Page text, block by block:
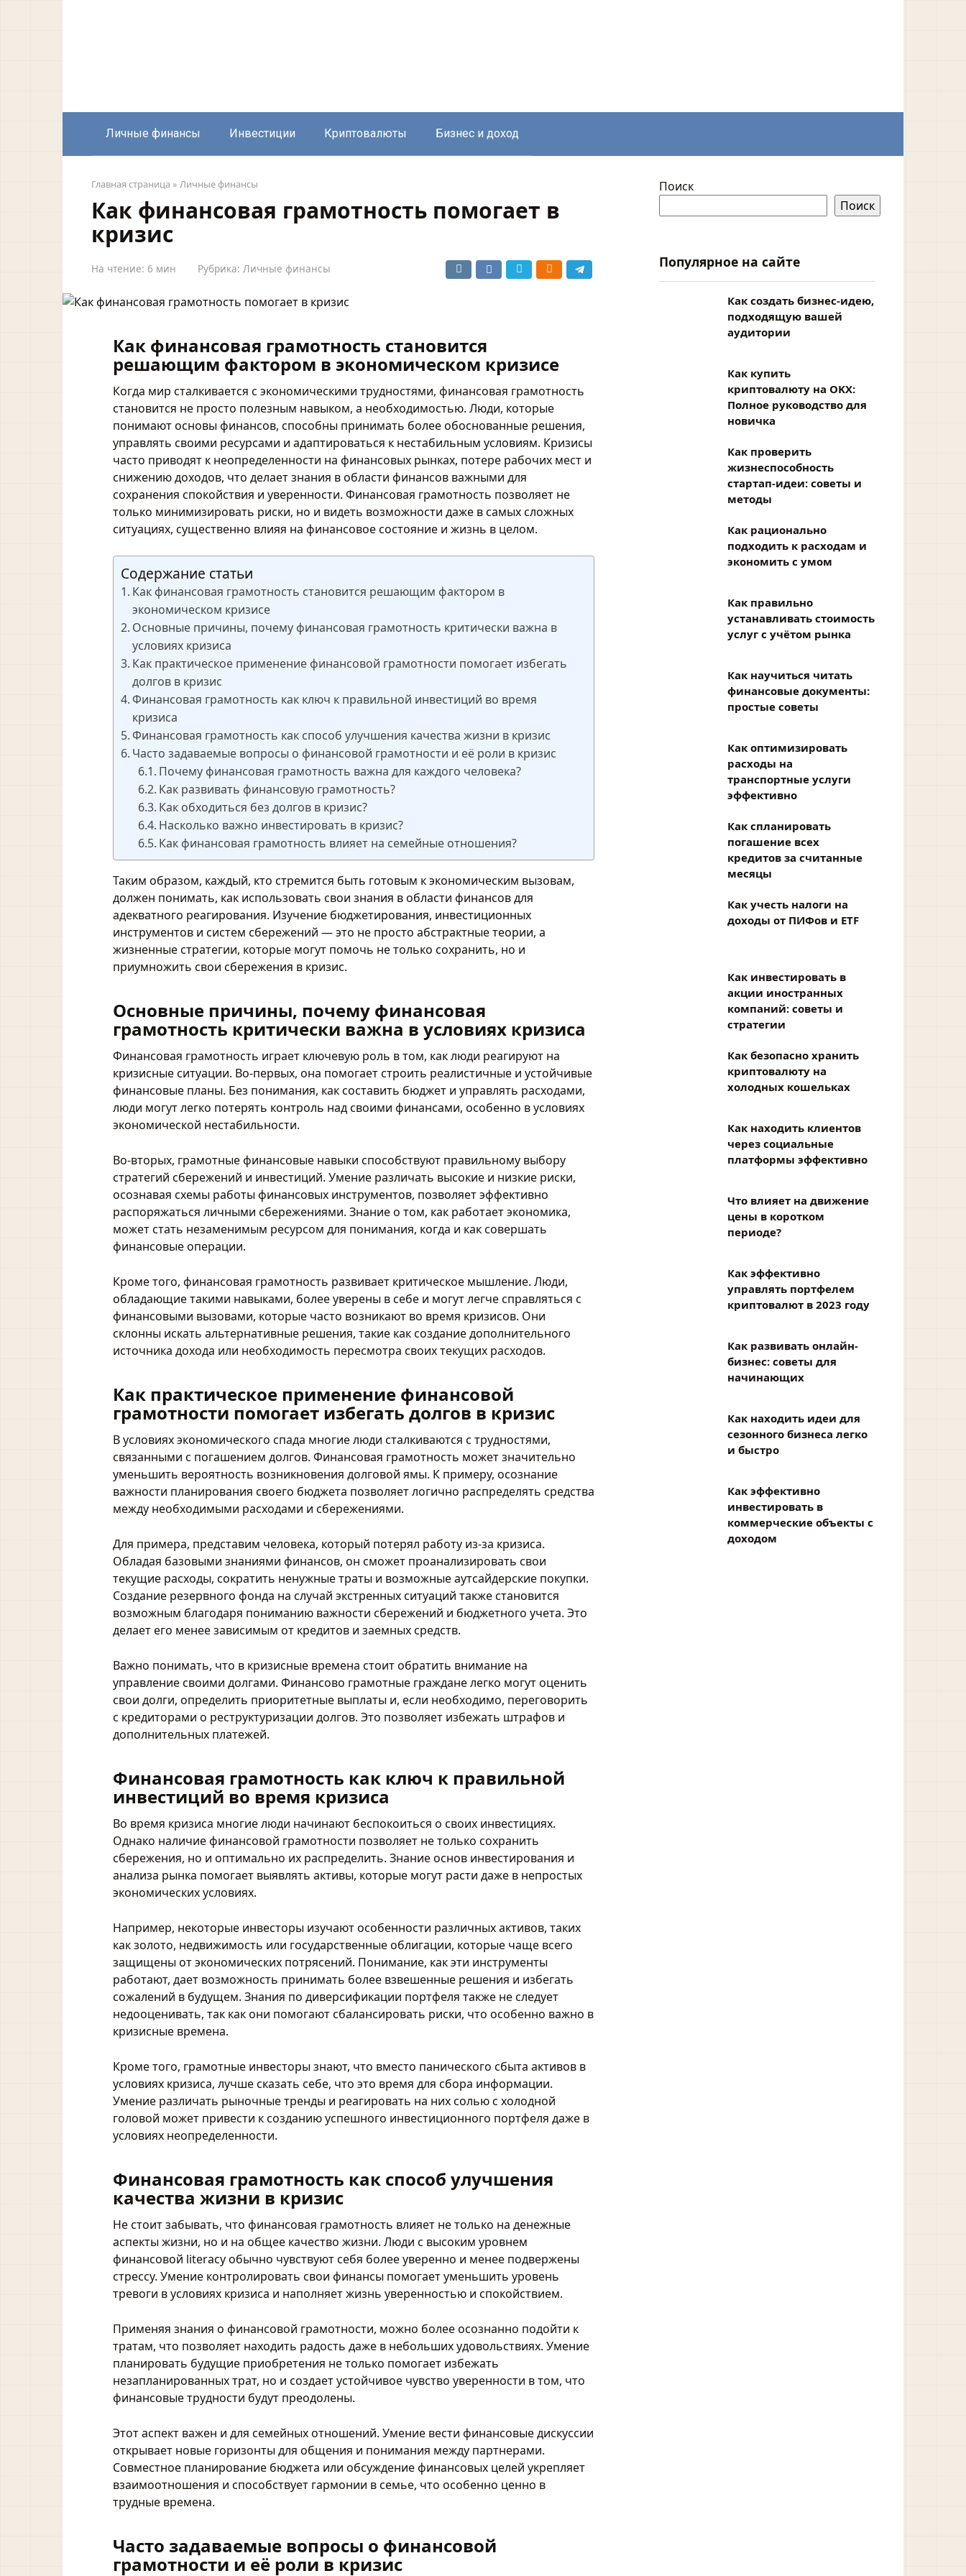
Личные финансы Инвестиции Криптовалюты Бизнес и доход
Главная страница » Личные финансы
Как финансовая грамотность помогает в
кризис
На чтение: 6 мин Рубрика: Личные финансы
Как финансовая грамотность становится
решающим фактором в экономическом кризисе
Когда мир сталкивается с экономическими трудностями, финансовая грамотность
становится не просто полезным навыком, а необходимостью. Люди, которые
понимают основы финансов, способны принимать более обоснованные решения,
управлять своими ресурсами и адаптироваться к нестабильным условиям. Кризисы
часто приводят к неопределенности на финансовых рынках, потере рабочих мест и
снижению доходов, что делает знания в области финансов важными для
сохранения спокойствия и уверенности. Финансовая грамотность позволяет не
только минимизировать риски, но и видеть возможности даже в самых сложных
ситуациях, существенно влияя на финансовое состояние и жизнь в целом.
Содержание статьи
Как финансовая грамотность становится решающим фактором в
экономическом кризисе
Основные причины, почему финансовая грамотность критически важна в
условиях кризиса
Как практическое применение финансовой грамотности помогает избегать
долгов в кризис
Финансовая грамотность как ключ к правильной инвестиций во время
кризиса
Финансовая грамотность как способ улучшения качества жизни в кризис
Часто задаваемые вопросы о финансовой грамотности и её роли в кризис
Почему финансовая грамотность важна для каждого человека?
Как развивать финансовую грамотность?
Как обходиться без долгов в кризис?
Насколько важно инвестировать в кризис?
Как финансовая грамотность влияет на семейные отношения?
Таким образом, каждый, кто стремится быть готовым к экономическим вызовам,
должен понимать, как использовать свои знания в области финансов для
адекватного реагирования. Изучение бюджетирования, инвестиционных
инструментов и систем сбережений — это не просто абстрактные теории, а
жизненные стратегии, которые могут помочь не только сохранить, но и
приумножить свои сбережения в кризис.
Основные причины, почему финансовая
грамотность критически важна в условиях кризиса
Финансовая грамотность играет ключевую роль в том, как люди реагируют на
кризисные ситуации. Во-первых, она помогает строить реалистичные и устойчивые
финансовые планы. Без понимания, как составить бюджет и управлять расходами,
люди могут легко потерять контроль над своими финансами, особенно в условиях
экономической нестабильности.
Во-вторых, грамотные финансовые навыки способствуют правильному выбору
стратегий сбережений и инвестиций. Умение различать высокие и низкие риски,
осознавая схемы работы финансовых инструментов, позволяет эффективно
распоряжаться личными сбережениями. Знание о том, как работает экономика,
может стать незаменимым ресурсом для понимания, когда и как совершать
финансовые операции.
Кроме того, финансовая грамотность развивает критическое мышление. Люди,
обладающие такими навыками, более уверены в себе и могут легче справляться с
финансовыми вызовами, которые часто возникают во время кризисов. Они
склонны искать альтернативные решения, такие как создание дополнительного
источника дохода или необходимость пересмотра своих текущих расходов.
Как практическое применение финансовой
грамотности помогает избегать долгов в кризис
В условиях экономического спада многие люди сталкиваются с трудностями,
связанными с погашением долгов. Финансовая грамотность может значительно
уменьшить вероятность возникновения долговой ямы. К примеру, осознание
важности планирования своего бюджета позволяет логично распределять средства
между необходимыми расходами и сбережениями.
Для примера, представим человека, который потерял работу из-за кризиса.
Обладая базовыми знаниями финансов, он сможет проанализировать свои
текущие расходы, сократить ненужные траты и возможные аутсайдерские покупки.
Создание резервного фонда на случай экстренных ситуаций также становится
возможным благодаря пониманию важности сбережений и бюджетного учета. Это
делает его менее зависимым от кредитов и заемных средств.
Важно понимать, что в кризисные времена стоит обратить внимание на
управление своими долгами. Финансово грамотные граждане легко могут оценить
свои долги, определить приоритетные выплаты и, если необходимо, переговорить
с кредиторами о реструктуризации долгов. Это позволяет избежать штрафов и
дополнительных платежей.
Финансовая грамотность как ключ к правильной
инвестиций во время кризиса
Во время кризиса многие люди начинают беспокоиться о своих инвестициях.
Однако наличие финансовой грамотности позволяет не только сохранить
сбережения, но и оптимально их распределить. Знание основ инвестирования и
анализа рынка помогает выявлять активы, которые могут расти даже в непростых
экономических условиях.
Например, некоторые инвесторы изучают особенности различных активов, таких
как золото, недвижимость или государственные облигации, которые чаще всего
защищены от экономических потрясений. Понимание, как эти инструменты
работают, дает возможность принимать более взвешенные решения и избегать
сожалений в будущем. Знания по диверсификации портфеля также не следует
недооценивать, так как они помогают сбалансировать риски, что особенно важно в
кризисные времена.
Кроме того, грамотные инвесторы знают, что вместо панического сбыта активов в
условиях кризиса, лучше сказать себе, что это время для сбора информации.
Умение различать рыночные тренды и реагировать на них солью с холодной
головой может привести к созданию успешного инвестиционного портфеля даже в
условиях неопределенности.
Финансовая грамотность как способ улучшения
качества жизни в кризис
Не стоит забывать, что финансовая грамотность влияет не только на денежные
аспекты жизни, но и на общее качество жизни. Люди с высоким уровнем
финансовой literacy обычно чувствуют себя более уверенно и менее подвержены
стрессу. Умение контролировать свои финансы помогает уменьшить уровень
тревоги в условиях кризиса и наполняет жизнь уверенностью и спокойствием.
Применяя знания о финансовой грамотности, можно более осознанно подойти к
тратам, что позволяет находить радость даже в небольших удовольствиях. Умение
планировать будущие приобретения не только помогает избежать
незапланированных трат, но и создает устойчивое чувство уверенности в том, что
финансовые трудности будут преодолены.
Этот аспект важен и для семейных отношений. Умение вести финансовые дискуссии
открывает новые горизонты для общения и понимания между партнерами.
Совместное планирование бюджета или обсуждение финансовых целей укрепляет
взаимоотношения и способствует гармонии в семье, что особенно ценно в
трудные времена.
Часто задаваемые вопросы о финансовой
грамотности и её роли в кризис
Поиск
Поиск
Популярное на сайте
Как создать бизнес-идею,
подходящую вашей
аудитории
Как купить
криптовалюту на OKX:
Полное руководство для
новичка
Как проверить
жизнеспособность
стартап-идеи: советы и
методы
Как рационально
подходить к расходам и
экономить с умом
Как правильно
устанавливать стоимость
услуг с учётом рынка
Как научиться читать
финансовые документы:
простые советы
Как оптимизировать
расходы на
транспортные услуги
эффективно
Как спланировать
погашение всех
кредитов за считанные
месяцы
Как учесть налоги на
доходы от ПИФов и ETF
Как инвестировать в
акции иностранных
компаний: советы и
стратегии
Как безопасно хранить
криптовалюту на
холодных кошельках
Как находить клиентов
через социальные
платформы эффективно
Что влияет на движение
цены в коротком
периоде?
Как эффективно
управлять портфелем
криптовалют в 2023 году
Как развивать онлайн-
бизнес: советы для
начинающих
Как находить идеи для
сезонного бизнеса легко
и быстро
Как эффективно
инвестировать в
коммерческие объекты с
доходом